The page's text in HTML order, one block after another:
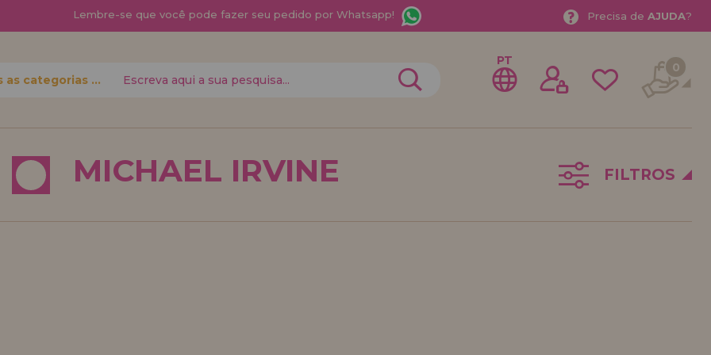
Lembre-se que você pode fazer seu pedido por Whatsapp! Precisa de AJUDA?
fazer suas
de
quero me cadastrar como
novo distribuidor
Todas as categorias
PT 0
MICHAEL IRVINE FILTROS